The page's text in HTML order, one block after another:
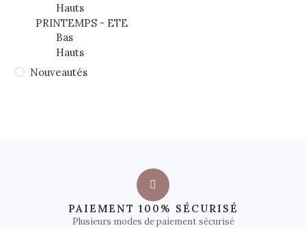
Hauts
PRINTEMPS - ETE
Bas
Hauts
Nouveautés
PAIEMENT 100% SÉCURISÉ
Plusieurs modes de paiement sécurisé